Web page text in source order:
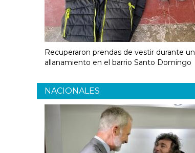
Recuperaron prendas de vestir durante un
allanamiento en el barrio Santo Domingo
NACIONALES